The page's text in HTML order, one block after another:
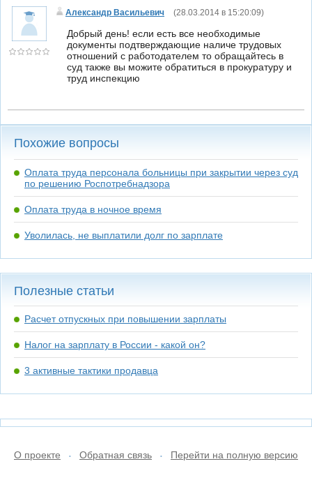
Александр Васильевич (28.03.2014 в 15:20:09)
Добрый день! если есть все необходимые
документы подтверждающие наличе трудовых
отношений с работодателем то обращайтесь в
суд также вы можите обратиться в прокуратуру и
труд инспекцию
Похожие вопросы
Оплата труда персонала больницы при закрытии через суд
по решению Роспотребнадзора
Оплата труда в ночное время
Уволилась, не выплатили долг по зарплате
Полезные статьи
Расчет отпускных при повышении зарплаты
Налог на зарплату в России - какой он?
3 активные тактики продавца
О проекте • Обратная связь • Перейти на полную версию